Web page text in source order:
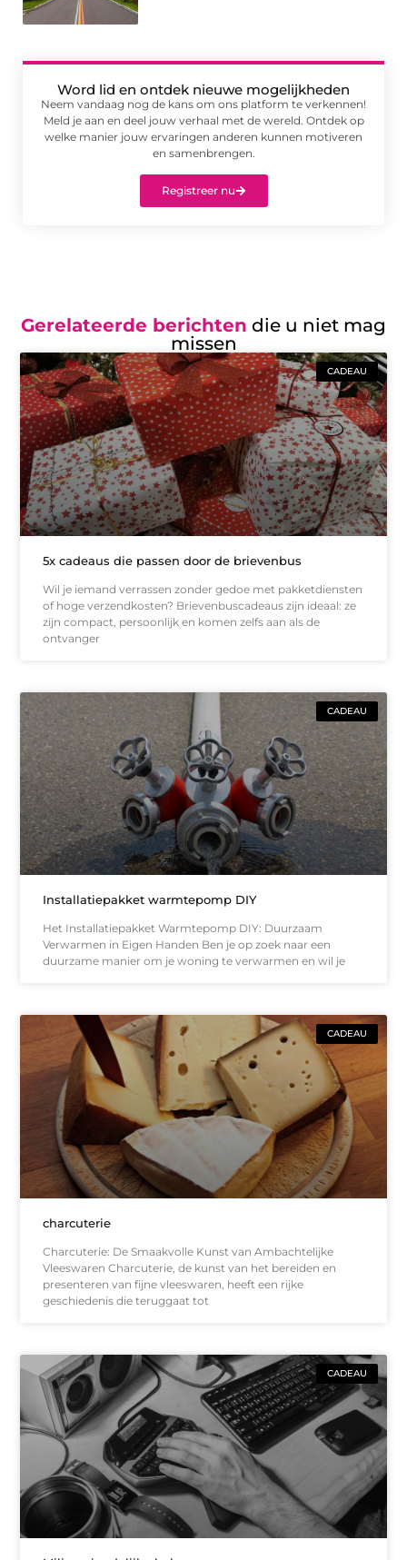
Word lid en ontdek nieuwe mogelijkheden
Neem vandaag nog de kans om ons platform te verkennen!
Meld je aan en deel jouw verhaal met de wereld. Ontdek op
welke manier jouw ervaringen anderen kunnen motiveren
en samenbrengen.
Registreer nu
Gerelateerde berichten die u niet mag
missen
CADEAU
5x cadeaus die passen door de brievenbus
Wil je iemand verrassen zonder gedoe met pakketdiensten
of hoge verzendkosten? Brievenbuscadeaus zijn ideaal: ze
zijn compact, persoonlijk en komen zelfs aan als de
ontvanger
CADEAU
Installatiepakket warmtepomp DIY
Het Installatiepakket Warmtepomp DIY: Duurzaam
Verwarmen in Eigen Handen Ben je op zoek naar een
duurzame manier om je woning te verwarmen en wil je
CADEAU
charcuterie
Charcuterie: De Smaakvolle Kunst van Ambachtelijke
Vleeswaren Charcuterie, de kunst van het bereiden en
presenteren van fijne vleeswaren, heeft een rijke
geschiedenis die teruggaat tot
CADEAU